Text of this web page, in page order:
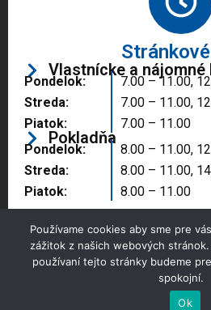
Vlastnícke a nájomné
Pondelok:
Streda:
Piatok:
7.00 – 11.00,
7.00 – 11.00,
7.00 – 11.00
Pokladňa
Pondelok:
Streda:
Piatok:
8.00 – 11.00,
8.00 – 11.00,
8.00 – 11.00
Copyright © 2025 Správa
Používame cookies aby sme pre
zážitok z našich webových
používaní tejto stránky budeme
spokojní.
Ok